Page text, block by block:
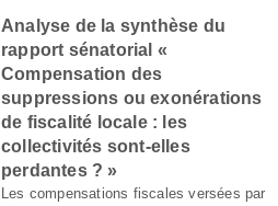
Analyse de la synthèse du
rapport sénatorial «
Compensation des
suppressions ou exonérations
de fiscalité locale : les
collectivités sont-elles
perdantes ? »
Les compensations fiscales versées par